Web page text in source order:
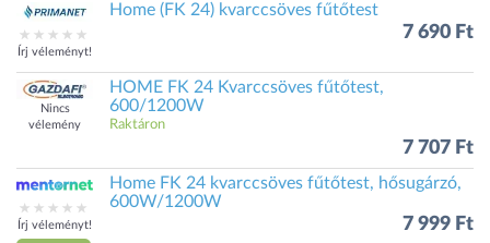
Írj véleményt!
Home (FK 24) kvarccsöves fűtőtest
7 690 Ft
Nincs
vélemény
HOME FK 24 Kvarccsöves fűtőtest,
600/1200W
Raktáron
7 707 Ft
Írj véleményt!
Home FK 24 kvarccsöves fűtőtest, hősugárzó,
600W/1200W
7 999 Ft